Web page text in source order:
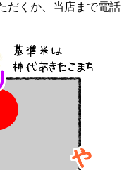
だくか、当店まで電話